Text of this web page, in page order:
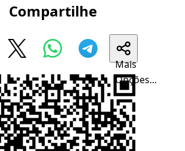
Compartilhe
Mais
Opções...